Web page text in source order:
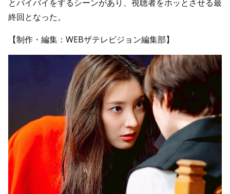
とバイバイをするシーンがあり、視聴者をホッとさせる最
終回となった。
【制作・編集：WEBザテレビジョン編集部】